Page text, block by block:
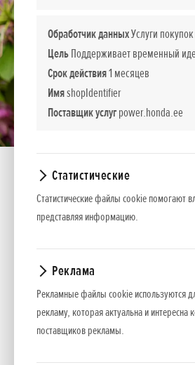
Обработчик данныхУслуги
ЦельПоддерживает временный
Срок действия1 месяцев
ИмяshopIdentifier
Поставщик услугpower.honda.ee
Статистические
Статистические файлы cookie помогают
представляя информацию.
Реклама
Рекламные файлы cookie используются
рекламу, которая актуальна и
поставщиков рекламы.
HHH 36 BXB
Аккумуляторный